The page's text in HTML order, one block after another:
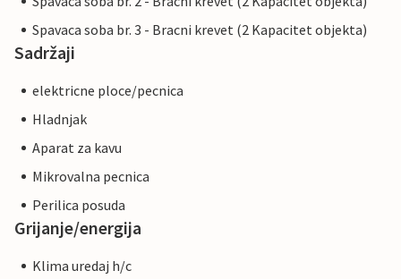
Spavaca soba br. 3 - Bracni krevet (2 Kapacitet objekta)
Sadržaji
elektricne ploce/pecnica
Hladnjak
Aparat za kavu
Mikrovalna pecnica
Perilica posuda
Grijanje/energija
Klima uredaj h/c